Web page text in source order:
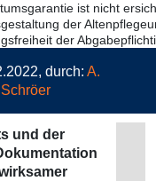
ist nicht
der
der
durch: A.
und der